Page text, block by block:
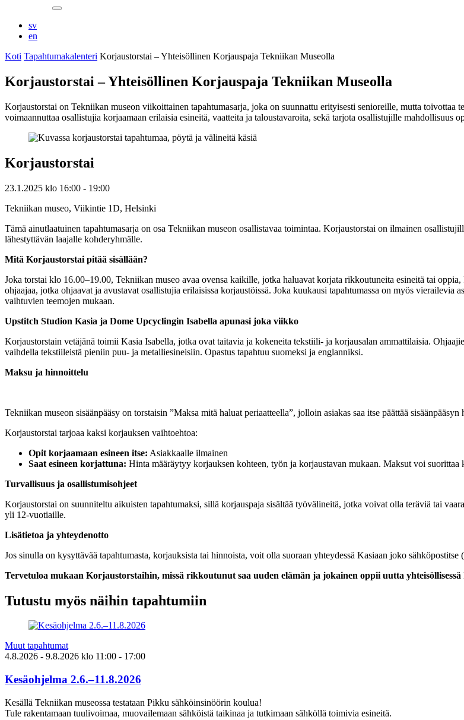
Sulje
sv
en
Koti Tapahtumakalenteri Korjaustorstai – Yhteisöllinen Korjauspaja Tekniikan Museolla
Korjaustorstai – Yhteisöllinen Korjauspaja Tekniikan Museolla
Korjaustorstai on Tekniikan museon viikoittainen tapahtumasarja, joka on suunnattu erityisesti senioreille, mutta
voimaannuttaa osallistujia korjaamaan erilaisia esineitä, vaatteita ja taloustavaroita, sekä tarjota osallistujille mahdollisuus
Korjaustorstai
23.1.2025 klo 16:00 - 19:00
Tekniikan museo, Viikintie 1D, Helsinki
Tämä ainutlaatuinen tapahtumasarja on osa Tekniikan museon osallistavaa toimintaa. Korjaustorstai on ilmainen
lähestyttävän laajalle kohderyhmälle.
Mitä Korjaustorstai pitää sisällään?
Joka torstai klo 16.00–19.00, Tekniikan museo avaa ovensa kaikille, jotka haluavat korjata rikkoutuneita esineitä tai
ohjaajaa, jotka ohjaavat ja avustavat osallistujia erilaisissa korjaustöissä. Joka kuukausi tapahtumassa on myös
vaihtuvien teemojen mukaan.
Upstitch Studion Kasia ja Dome Upcyclingin Isabella apunasi joka viikko
Korjaustorstain vetäjänä toimii Kasia Isabella, jotka ovat taitavia ja kokeneita tekstiili- ja korjausalan ammattilaisia.
vaihdella tekstiileistä pieniin puu- ja metalliesineisiin. Opastus tapahtuu suomeksi ja englanniksi.
Maksu ja hinnoittelu
Tekniikan museon sisäänpääsy on torstaisin ”Maksa mitä haluat periaatteella”, jolloin asiakas saa itse päättää sisäänpääsyn
Korjaustorstai tarjoaa kaksi korjauksen vaihtoehtoa:
Opit korjaamaan esineen itse: Asiakkaalle ilmainen
Saat esineen korjattuna: Hinta määräytyy korjauksen kohteen, työn ja korjaustavan mukaan. Maksut voi
Turvallisuus ja osallistumisohjeet
Korjaustorstai on suunniteltu aikuisten tapahtumaksi, sillä korjauspaja sisältää työvälineitä, jotka voivat olla teräviä tai
yli 12-vuotiaille.
Lisätietoa ja yhteydenotto
Jos sinulla on kysyttävää tapahtumasta, korjauksista tai hinnoista, voit olla suoraan yhteydessä Kasiaan joko sähköpostitse (
Tervetuloa mukaan Korjaustorstaihin, missä rikkoutunut saa uuden elämän ja jokainen oppii uutta yhteisöllisessä
Tutustu myös näihin tapahtumiin
Muut tapahtumat
4.8.2026 - 9.8.2026 klo 11:00 - 17:00
Kesäohjelma 2.6.–11.8.2026
Kesällä Tekniikan museossa testataan Pikku sähköinsinöörin koulua!
Tule rakentamaan tuulivoimaa, muovailemaan sähköistä taikinaa ja tutkimaan sähköllä toimivia esineitä.